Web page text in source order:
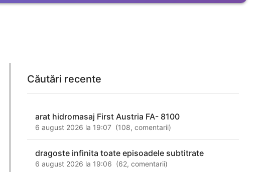
Căutări recente
arat hidromasaj First Austria FA- 8100
6 august 2026 la 19:07 (108,comentarii)
dragoste infinita toate episoadele subtitrate
6 august 2026 la 19:06 (62,comentarii)